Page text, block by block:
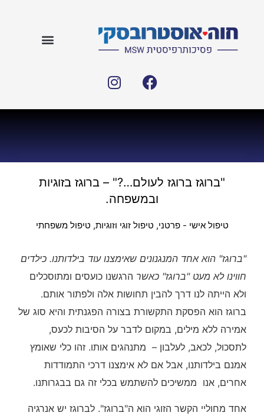
"ברוגז ברוגז לעולם…?" – ברוגז בזוגיות
ובמשפחה.
טיפול אישי - פרטני, טיפול זוגי וזוגיות, טיפול משפחתי
"ברוגז" הוא אחד המנגנונים שאימצנו עוד בילדותנו. כילדים
חווינו לא מעט "ברוגז" כאשר הרגשנו כועסים ומתוסכלים
ולא הייתה לנו דרך להבין תחושות אלה ולפתור אותם.
ברוגז הוא הפסקת התקשורת בצורה הפגנתית והיא סוג של
אמירה ללא מילים, במקום לדבר על הסיבות לכעס,
לתסכול, לכאב, לעלבון – מתנהגים אותו. זהו כלי שאומץ
אמנם בילדותנו, אבל אם לא אימצנו דרכי התמודדות
אחרים, אנו ממשיכים להשתמש בכלי זה גם בבגרותנו.
אחד מחוליי הקשר הזוגי הוא ה"ברוגז". לברוגז יש אנרגיה